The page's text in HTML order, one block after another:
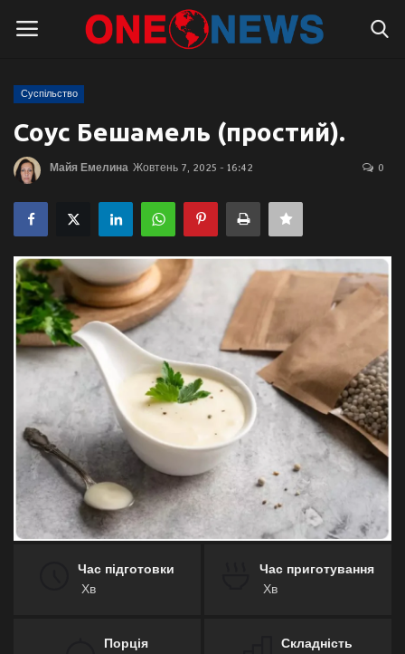
Логін
Головна
Контакти
Про нас
Підтримати проєкт
Правила для блогерів
Суспільство
Галерея
Політика
Економіка
Технології
Суспільство
Соус Бешамель (простий).
Майя Емелина Жовтень 7, 2025 - 16:42 0
Час підготовки
Хв
Час приготування
Хв
Порція
Складність